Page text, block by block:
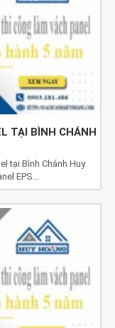
TẠI BÌNH CHÁNH
tại Bình Chánh Huy
EPS...